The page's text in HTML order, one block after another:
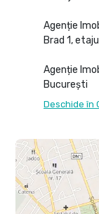
Agenție
Brad 1,
Agenție
București
Deschide în